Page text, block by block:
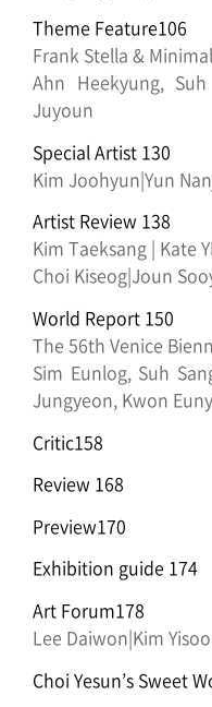
Theme Feature106
Frank Stella &
Ahn Heekyung,
Juyoun
Special Artist 130
Kim Joohyun|Yun
Artist Review 138
Kim Taeksang | Kate
Choi Kiseog|Joun
World Report 150
The 56th Venice
Sim Eunlog, Suh
Jungyeon, Kwon
Critic158
Review 168
Preview170
Exhibition guide 174
Art Forum178
Lee Daiwon|Kim
Choi Yesun’s Sweet